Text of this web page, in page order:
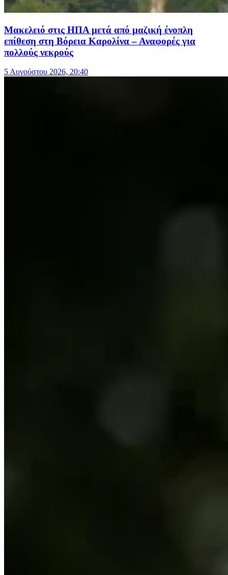
Μακελειό στις ΗΠΑ μετά από μαζική ένοπλη
επίθεση στη Βόρεια Καρολίνα – Αναφορές για
πολλούς νεκρούς
5 Αυγούστου 2026, 20:40